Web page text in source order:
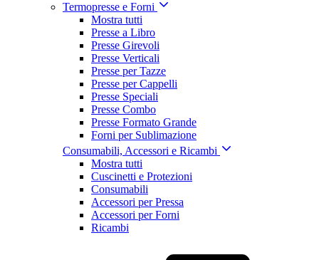
Termopresse e Forni
Mostra tutti
Presse a Libro
Presse Girevoli
Presse Verticali
Presse per Tazze
Presse per Cappelli
Presse Speciali
Presse Combo
Presse Formato Grande
Forni per Sublimazione
Consumabili, Accessori e Ricambi
Mostra tutti
Cuscinetti e Protezioni
Consumabili
Accessori per Pressa
Accessori per Forni
Ricambi